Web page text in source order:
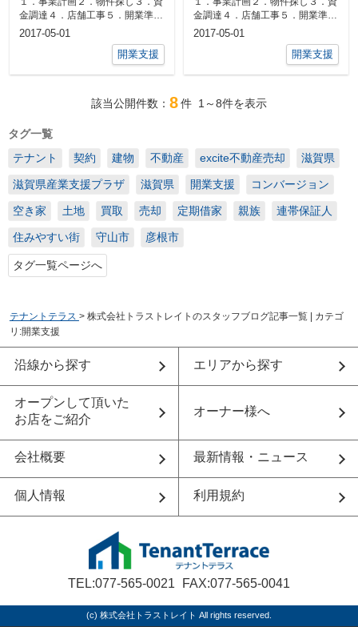
金調達４．店舗工事５．開業準備
2．物件探し２－１．物件探し物
2017-05-01
開業支援
金調達４．店舗工事５．開業準備
１．事業計画１－１．開業の決意
2017-05-01
開業支援
該当公開件数： 8件 1～8件を表示
タグ一覧
テナント
契約 建物 不動産 excite不動産売却 滋賀県
滋賀県産業支援プラザ 滋賀県 開業支援 コンバージョン
空き家 土地 買取 売却 定期借家 親族 連帯保証人
住みやすい街 守山市 彦根市
タグ一覧ページへ
テナントテラス > 株式会社トラストレイトのスタッフブログ記事一覧 | カテゴ
リ:開業支援
沿線から探す エリアから探す
オープンして頂いた
お店をご紹介
オーナー様へ
会社概要 最新情報・ニュース
個人情報 利用規約
TEL:077-565-0021 FAX:077-565-0041
(c) 株式会社トラストレイト All rights reserved.